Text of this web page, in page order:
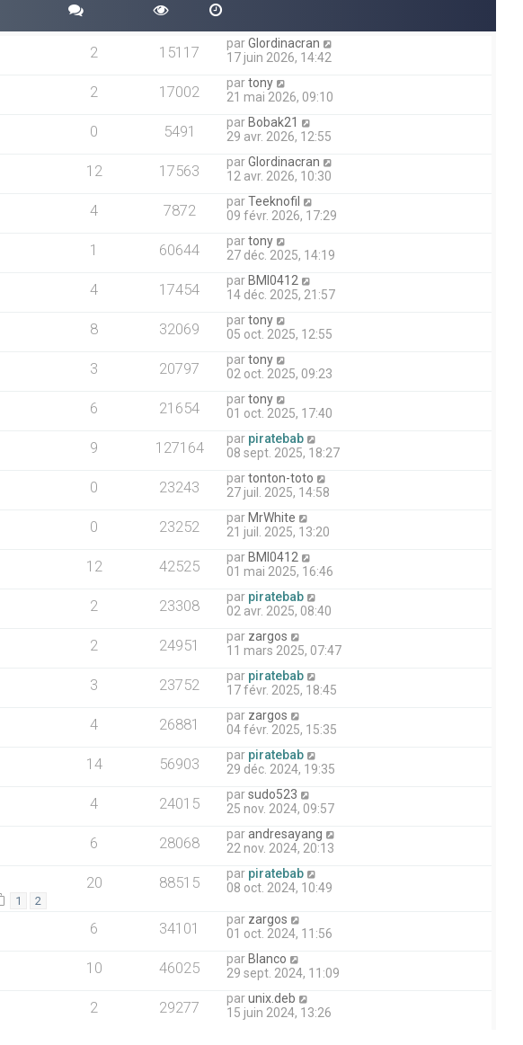
2 15117 parGlordinacran
17 juin 2026, 14:42
2 17002 partony
21 mai 2026, 09:10
0 5491 par Bobak21
29 avr. 2026, 12:55
12 17563 parGlordinacran
12 avr. 2026, 10:30
4 7872 parTeeknofil
09 févr. 2026, 17:29
1 60644 partony
27 déc. 2025, 14:19
4 17454 par BMI0412
14 déc. 2025, 21:57
8 32069 partony
05 oct. 2025, 12:55
3 20797 partony
02 oct. 2025, 09:23
6 21654 partony
01 oct. 2025, 17:40
9 127164 par piratebab
08 sept. 2025, 18:27
0 23243 partonton-toto
27 juil. 2025, 14:58
0 23252 par MrWhite
21 juil. 2025, 13:20
12 42525 par BMI0412
01 mai 2025, 16:46
2 23308 par piratebab
02 avr. 2025, 08:40
2 24951 par zargos
11 mars 2025, 07:47
3 23752 par piratebab
17 févr. 2025, 18:45
4 26881 par zargos
04 févr. 2025, 15:35
14 56903 par piratebab
29 déc. 2024, 19:35
4 24015 parsudo523
25 nov. 2024, 09:57
6 28068 parandresayang
22 nov. 2024, 20:13
1 2
20 88515 par piratebab
08 oct. 2024, 10:49
6 34101 par zargos
01 oct. 2024, 11:56
10 46025 par Blanco
29 sept. 2024, 11:09
2 29277 parunix.deb
15 juin 2024, 13:26